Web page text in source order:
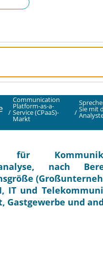
/
Communication
Platform-as-a-
Service (CPaaS)-
Markt
/ Sie mit
für
nach
IT und
Gastgewerbe und